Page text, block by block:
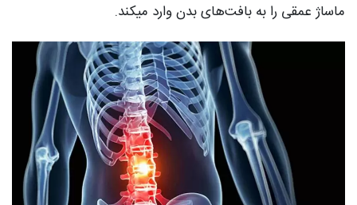
ماساژ عمقی را به بافت‌های بدن وارد می‎کند.